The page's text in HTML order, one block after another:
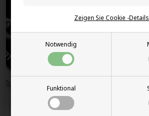
Notwendig
Funktional
Zeigen Sie Cookie -Details